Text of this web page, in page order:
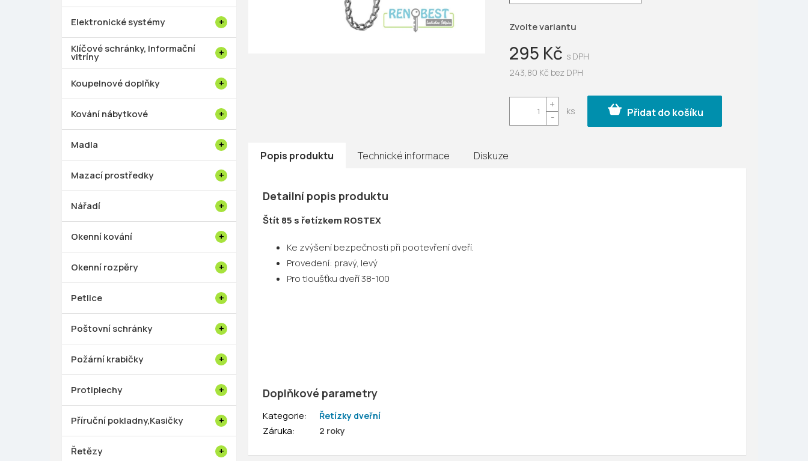
n
l
Elektronické systémy
Klíčové schránky, Informační
vitríny
Koupelnové doplňky
Kování nábytkové
Madla
Mazací prostředky
Nářadí
Okenní kování
Okenní rozpěry
Petlice
Poštovní schránky
Požární krabičky
Protiplechy
Příruční pokladny,Kasičky
Řetězy
295 Kč
243,80 Kč bez DPH
cena:
Zvolte variantu
Přidat do košíku
Popis produktu Technické informace Diskuze
Detailní popis produktu
Štít 85 s řetízkem ROSTEX
Ke zvýšení bezpečnosti při pootevření dveří.
Provedení: pravý, levý
Pro tloušťku dveří 38-100
Doplňkové parametry
Kategorie: Řetízky dveřní
Záruka: 2 roky